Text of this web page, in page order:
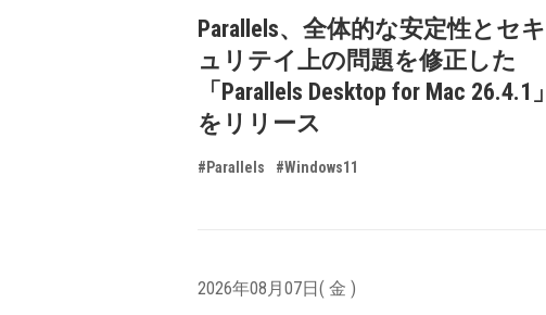
Parallels、全体的な安定性とセキ
ュリテイ上の問題を修正した
「Parallels Desktop for Mac 26.4.1」
をリリース
#Parallels #Windows11
2026年08月07日( 金 )